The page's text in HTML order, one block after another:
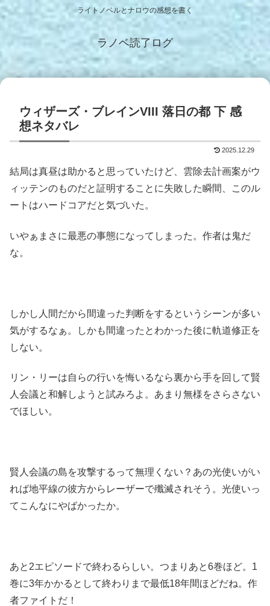
ライトノベルとナロウの感想を書く
ラノベ読了ログ
ウィザーズ・ブレインVIII 落日の都 下 感
想ネタバレ
2025.12.29
結局は真昼は助かると思っていたけど、雲除去計画案がウ
ィッテンのものだと証明することに失敗した瞬間、このル
ートはハードコアだと気づいた。
いやぁまさに最悪の事態になってしまった。作者は鬼だ
な。
しかし人間だから間違った判断をするというシーンが多い
気がするなぁ。しかも間違ったとわかった後に軌道修正を
しない。
リン・リーは自らの行いを悔いるなら裏から手を回して賢
人会議と和解しようと試みろよ。あまり無様をさらさない
でほしい。
賢人会議の島を攻撃するって無理くない？あの光使いがい
れば地平線の彼方からレーザーで殲滅されそう。光使いっ
てこんなにやばかったか。
あと2エピソードで終わるらしい。つまりあと6巻ほど。1
巻に3年かかるとして終わりまで最低18年間ほどだね。作
者ファイトだ！